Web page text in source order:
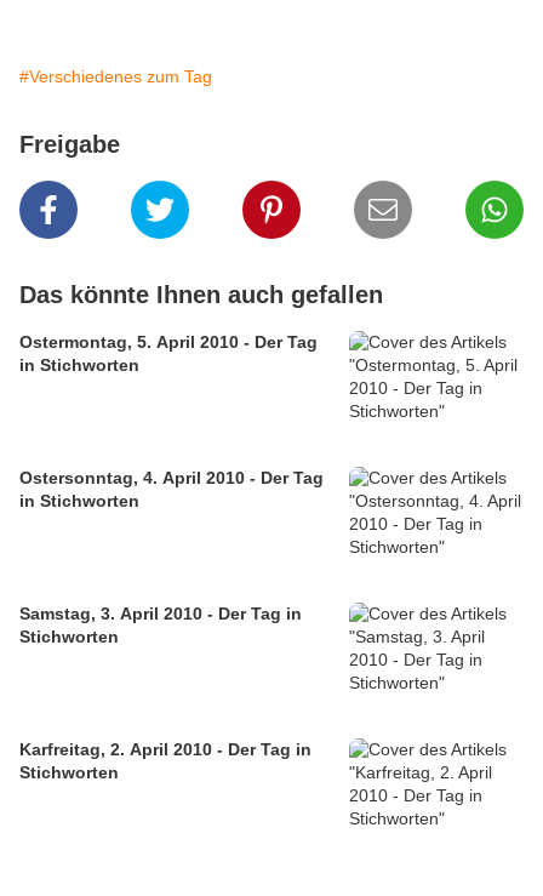
#Verschiedenes zum Tag
Freigabe
Das könnte Ihnen auch gefallen
Ostermontag, 5. April 2010 - Der Tag
in Stichworten
Ostersonntag, 4. April 2010 - Der Tag
in Stichworten
Samstag, 3. April 2010 - Der Tag in
Stichworten
Karfreitag, 2. April 2010 - Der Tag in
Stichworten